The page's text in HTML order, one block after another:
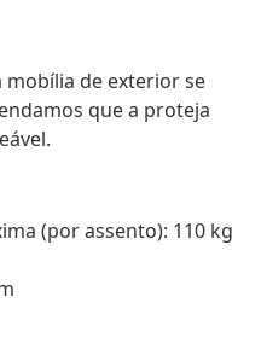
mobília de exterior se
que a proteja
(por assento): 110 kg